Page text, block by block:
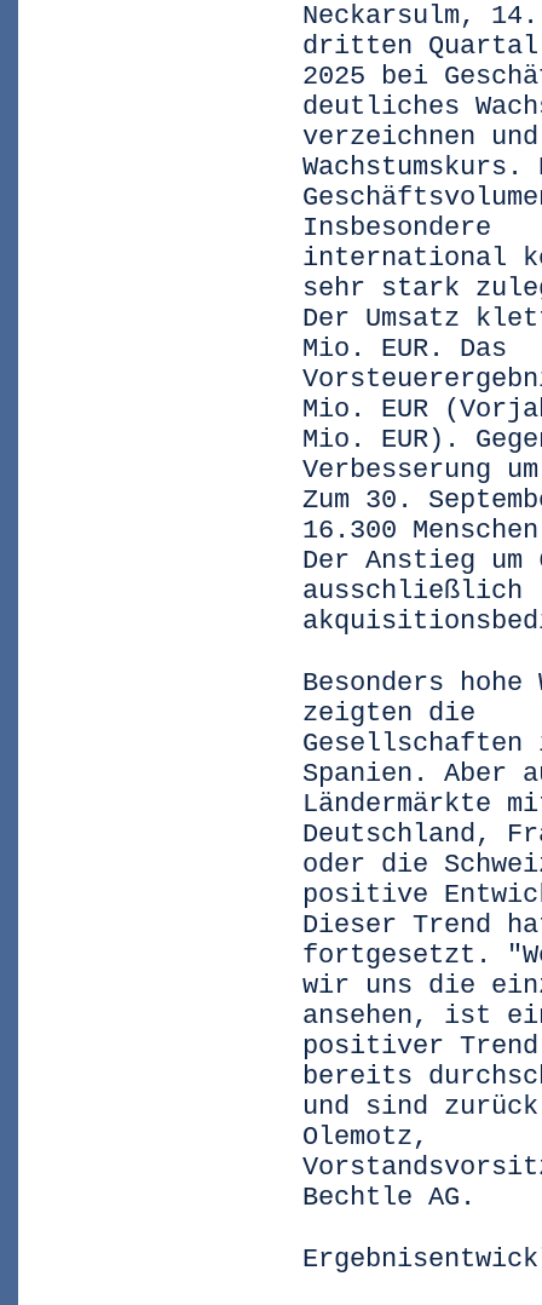
Neckarsulm,
dritten Quartal
2025 bei
deutliches
verzeichnen
Wachstumskurs.
Insbesondere
international
sehr stark
Der Umsatz
Mio. EUR. Das
Mio. EUR
Mio. EUR).
Verbesserung
Zum 30.
16.300
Der Anstieg um
ausschließlich
Besonders hohe
zeigten die
Gesellschaften
Spanien. Aber
Ländermärkte
Deutschland,
oder die
positive
Dieser Trend
fortgesetzt.
wir uns die
ansehen, ist
positiver
bereits
und sind zurück
Olemotz,
Bechtle AG.